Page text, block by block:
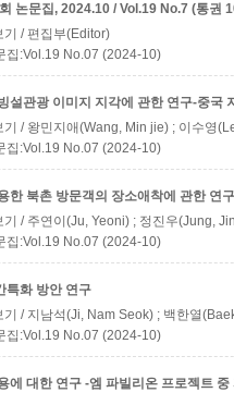
논문집, 2024.10 / Vol.19 No.7 (통권
/ 편집부(Editor)
집:Vol.19 No.07 (2024-10)
설관광 이미지 지각에 관한 연구-중국
/ 왕민지애(Wang, Min jie) ; 이수영
집:Vol.19 No.07 (2024-10)
한 북촌 방문객의 장소애착에 관한 연구
/ 주연이(Ju, Yeoni) ; 정진우(Jung,
집:Vol.19 No.07 (2024-10)
특화 방안 연구
/ 지남석(Ji, Nam Seok) ; 백한열
집:Vol.19 No.07 (2024-10)
에 대한 연구 -엠 파빌리온 프로젝트